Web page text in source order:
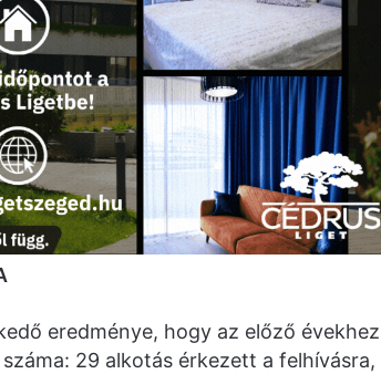
eredménye, hogy az előző évekhez
29 alkotás érkezett a felhívásra,